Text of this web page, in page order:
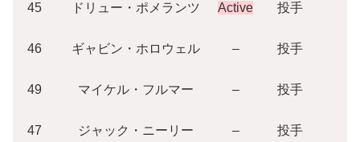
45 ドリュー・ポメランツ Active 投手
46 ギャビン・ホロウェル – 投手
49 マイケル・フルマー – 投手
47 ジャック・ニーリー – 投手